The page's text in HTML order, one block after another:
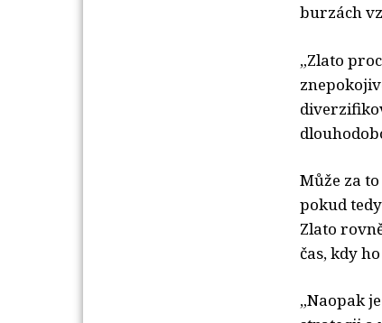
burzách
„Zlato
Může za
pokud
Zlato
čas, kdy
„Naopak